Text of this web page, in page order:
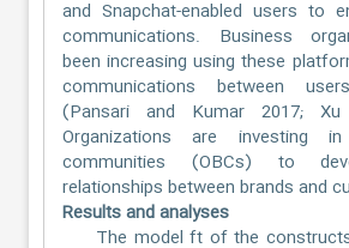
and Snapchat-enabled users to
communications. Business
been increasing using these
communications between
(Pansari and Kumar 2017;
Organizations are investing
communities (OBCs) to
relationships between brands and
Results and analyses
The model ft of the